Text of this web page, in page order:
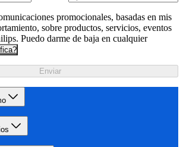
promocionales, basadas en mis
sobre productos, servicios, eventos
Puedo darme de baja en cualquier
Enviar